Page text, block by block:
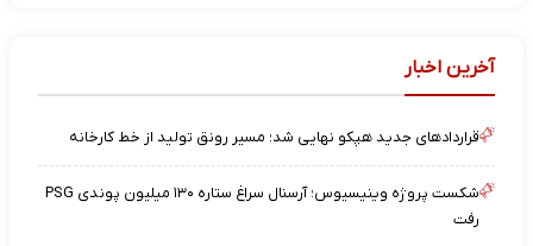
آخرین اخبار
قراردادهای جدید هپکو نهایی شد؛ مسیر رونق تولید از خط کارخانه
شکست پروژه وینیسیوس؛ آرسنال سراغ ستاره ۱۳۰ میلیون پوندی PSG
رفت